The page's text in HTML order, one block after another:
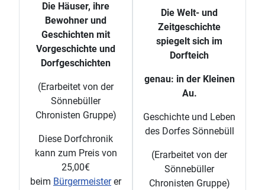
Die Häuser, ihre
Bewohner und
Geschichten mit
Vorgeschichte und
Dorfgeschichten
(Erarbeitet von der
Sönnebüller
Chronisten Gruppe)
Diese Dorfchronik
kann zum Preis von
25,00€
beim Bürgermeisterer
Die Welt- und
Zeitgeschichte
spiegelt sich im
Dorfteich
genau: in der Kleinen
Au.
Geschichte und Leben
des Dorfes Sönnebüll
(Erarbeitet von der
Sönnebüller
Chronisten Gruppe)